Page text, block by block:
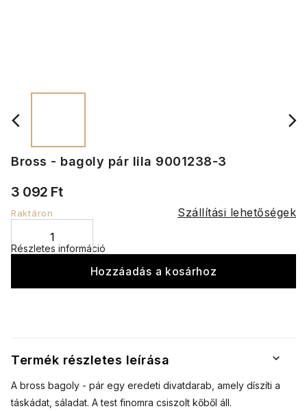
Bross - bagoly pár lila 9001238-3
3 092 Ft
Raktáron Szállítási lehetőségek
Hozzáadás a kosárhoz
Részletes információ
Termék részletes leírása
A bross bagoly - pár egy eredeti divatdarab, amely díszíti a
táskádat, sáladat. A test finomra csiszolt kőből áll.